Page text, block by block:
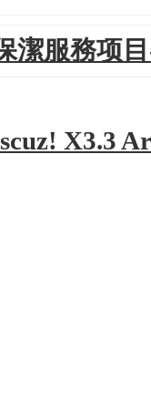
潔服務项
X3.3